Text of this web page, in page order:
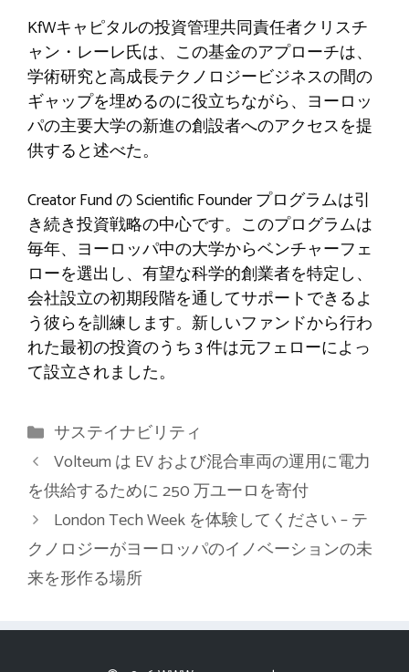
KfWキャピタルの投資管理共同責任者クリスチ
ャン・レーレ氏は、この基金のアプローチは、
学術研究と高成長テクノロジービジネスの間の
ギャップを埋めるのに役立ちながら、ヨーロッ
パの主要大学の新進の創設者へのアクセスを提
供すると述べた。
Creator Fund の Scientific Founder プログラムは引
き続き投資戦略の中心です。このプログラムは
毎年、ヨーロッパ中の大学からベンチャーフェ
ローを選出し、有望な科学的創業者を特定し、
会社設立の初期段階を通してサポートできるよ
う彼らを訓練します。新しいファンドから行わ
れた最初の投資のうち 3 件は元フェローによっ
て設立されました。
カ
テ
ゴ
リ
ー
サステイナビリティ
Volteum は EV および混合車両の運用に電力
を供給するために 250 万ユーロを寄付
London Tech Week を体験してください – テ
クノロジーがヨーロッパのイノベーションの未
来を形作る場所